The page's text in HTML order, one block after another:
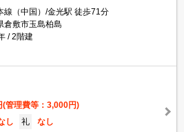
線（中国）/金光駅 徒歩71分
倉敷市玉島柏島
2階建
(管理費等：3,000円)
し 礼
なし